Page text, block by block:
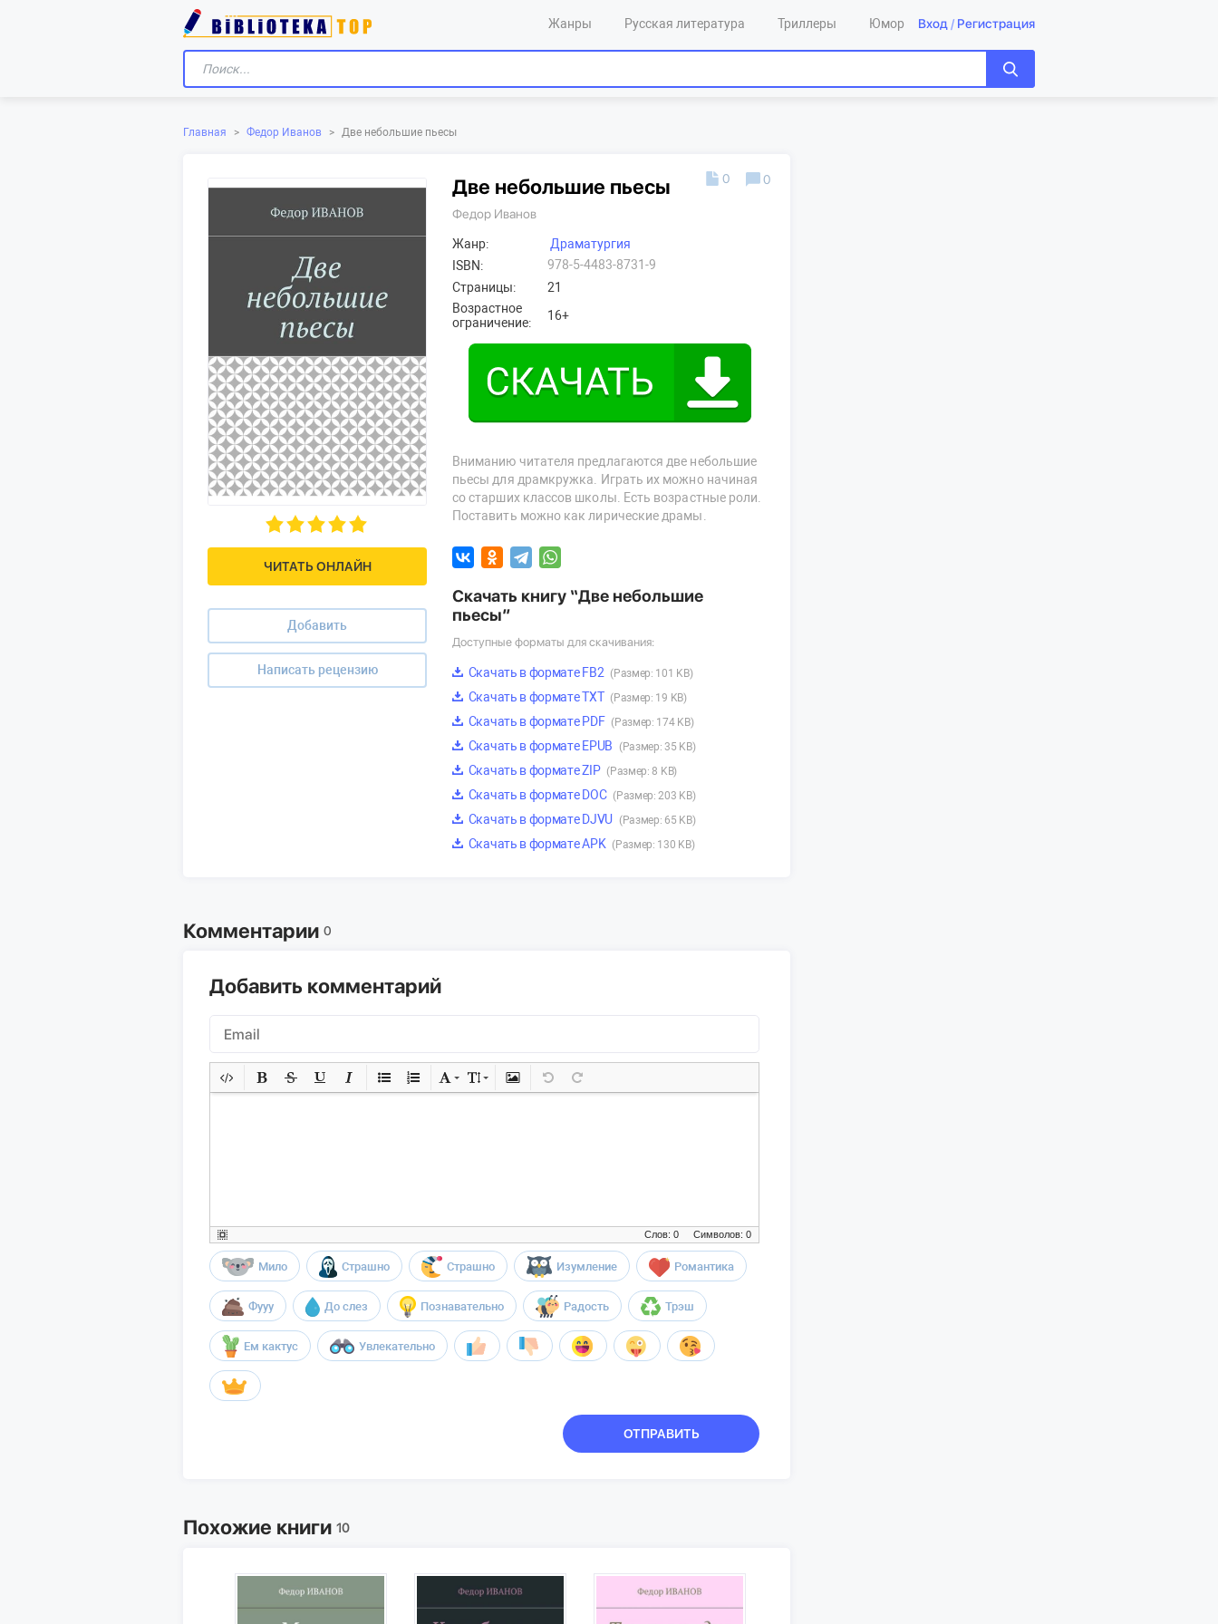
Жанры Русская литература Триллеры Юмор Вход / Регистрация
Главная > Федор Иванов > Две небольшие пьесы
ЧИТАТЬ ОНЛАЙН
Добавить
Написать рецензию
Две небольшие пьесы
Федор Иванов
Жанр:
Драматургия
ISBN:
978-5-4483-8731-9
Страницы:
21
Возрастное
ограничение:
16+
Вниманию читателя предлагаются две небольшие
пьесы для драмкружка. Играть их можно начиная
со старших классов школы. Есть возрастные роли.
Поставить можно как лирические драмы.
0 0
Скачать книгу “Две небольшие
пьесы”
Доступные форматы для скачивания:
Скачать в формате FB2 (Размер: 101 KB)
Скачать в формате TXT (Размер: 19 KB)
Скачать в формате PDF (Размер: 174 KB)
Скачать в формате EPUB (Размер: 35 KB)
Скачать в формате ZIP (Размер: 8 KB)
Скачать в формате DOC (Размер: 203 KB)
Скачать в формате DJVU (Размер: 65 KB)
Скачать в формате APK (Размер: 130 KB)
Комментарии 0
Добавить комментарий
Символов: 0
Слов: 0
Мило Страшно Страшно Изумление Романтика
Фууу До слез Познавательно Радость Трэш
Ем кактус Увлекательно
ОТПРАВИТЬ
Похожие книги 10